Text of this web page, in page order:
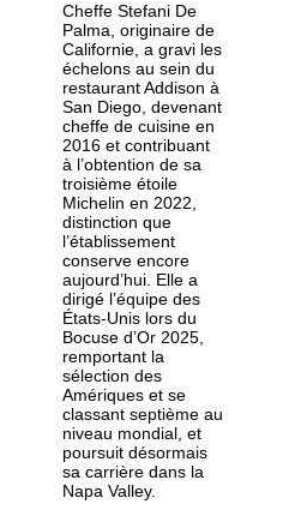
Cheffe Stefani De
Palma, originaire de
Californie, a gravi les
échelons au sein du
restaurant Addison à
San Diego, devenant
cheffe de cuisine en
2016 et contribuant
à l’obtention de sa
troisième étoile
Michelin en 2022,
distinction que
l’établissement
conserve encore
aujourd’hui. Elle a
dirigé l’équipe des
États-Unis lors du
Bocuse d’Or 2025,
remportant la
sélection des
Amériques et se
classant septième au
niveau mondial, et
poursuit désormais
sa carrière dans la
Napa Valley.